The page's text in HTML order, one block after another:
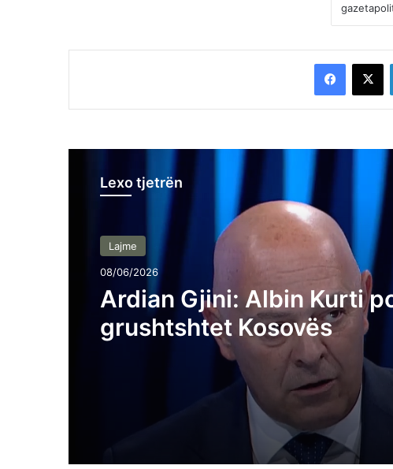
Facebook
X
Lexo tjetrën
Lajme
08/06/2026
Ardian Gjini: Albin Kurti
grushtshtet Kosovës